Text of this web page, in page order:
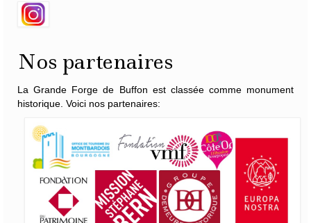
Nos partenaires
La Grande Forge de Buffon est classée comme monument
historique. Voici nos partenaires: